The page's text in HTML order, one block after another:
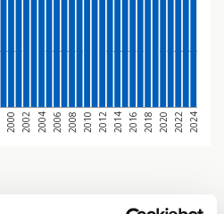
2000 2002 2004 2006 2008 2010 2012 2014 2016 2018 2020 2022 2024